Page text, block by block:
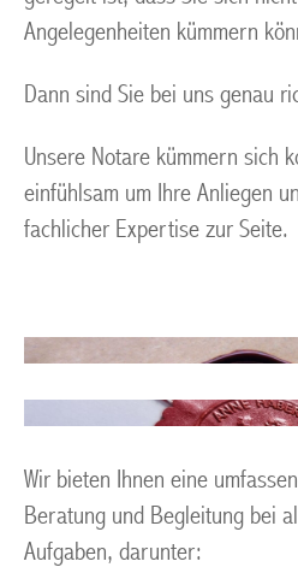
Angelegenheiten kümmern
Dann sind Sie bei uns genau
Unsere Notare kümmern sich
einfühlsam um Ihre Anliegen
fachlicher Expertise zur Seite.
Wir bieten Ihnen eine
Beratung und Begleitung bei
Aufgaben, darunter: